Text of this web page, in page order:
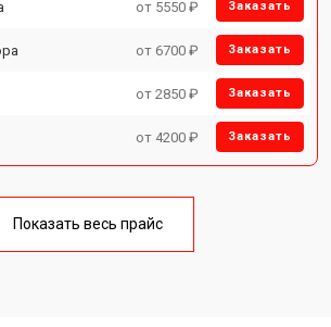
от 5550 ₽ Заказать
от 6700 ₽ Заказать
от 2850 ₽ Заказать
от 4200 ₽ Заказать
Показать весь прайс